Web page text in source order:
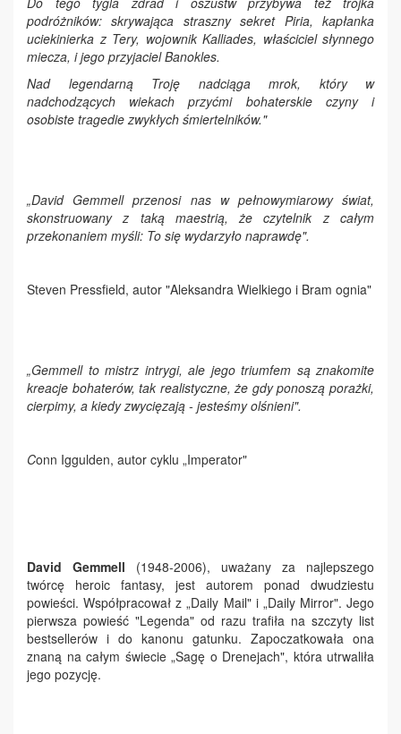
podróżników: skrywająca straszny sekret Piria, kapłanka
uciekinierka z Tery, wojownik Kalliades, właściciel słynnego
miecza, i jego przyjaciel Banokles.
Nad legendarną Troję nadciąga mrok, który w
nadchodzących wiekach przyćmi bohaterskie czyny i
osobiste tragedie zwykłych śmiertelników."
„David Gemmell przenosi nas w pełnowymiarowy świat,
skonstruowany z taką maestrią, że czytelnik z całym
przekonaniem myśli: To się wydarzyło naprawdę".
Steven Pressfield, autor "Aleksandra Wielkiego i Bram ognia"
„Gemmell to mistrz intrygi, ale jego triumfem są znakomite
kreacje bohaterów, tak realistyczne, że gdy ponoszą porażki,
cierpimy, a kiedy zwycięzają - jesteśmy olśnieni".
Conn Iggulden, autor cyklu „Imperator"
David Gemmell (1948-2006), uważany za najlepszego
twórcę heroic fantasy, jest autorem ponad dwudziestu
powieści. Współpracował z „Daily Mail" i „Daily Mirror". Jego
pierwsza powieść "Legenda" od razu trafiła na szczyty list
bestsellerów i do kanonu gatunku. Zapoczatkowała ona
znaną na całym świecie „Sagę o Drenejach", która utrwaliła
jego pozycję.